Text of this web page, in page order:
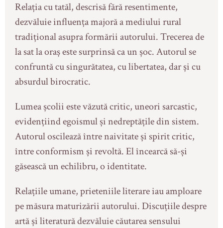
Relația cu tatăl, descrisă fără resentimente,
dezvăluie influența majoră a mediului rural
tradițional asupra formării autorului. Trecerea de
la sat la oraș este surprinsă ca un șoc. Autorul se
confruntă cu singurătatea, cu libertatea, dar și cu
absurdul birocratic.
Lumea școlii este văzută critic, uneori sarcastic,
evidențiind egoismul și nedreptățile din sistem.
Autorul oscilează între naivitate și spirit critic,
între conformism și revoltă. El încearcă să-și
găsească un echilibru, o identitate.
Relațiile umane, prieteniile literare iau amploare
pe măsura maturizării autorului. Discuțiile despre
artă și literatură dezvăluie căutarea sensului